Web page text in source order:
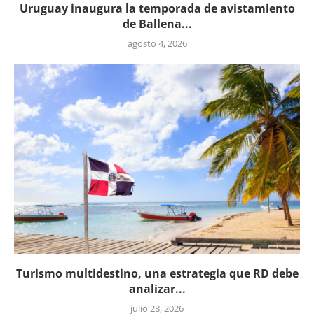
Uruguay inaugura la temporada de avistamiento
de Ballena...
agosto 4, 2026
Turismo multidestino, una estrategia que RD debe
analizar...
julio 28, 2026